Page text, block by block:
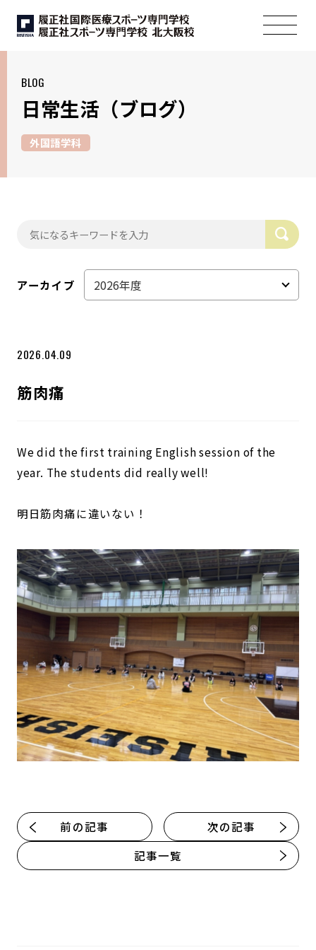
BLOG
日常生活 （ブログ）
外国語学科
アーカイブ
2026.04.09
筋肉痛
We did the first training English session of the
year. The students did really well!
明日筋肉痛に違いない！
前の記事
記事一覧
次の記事